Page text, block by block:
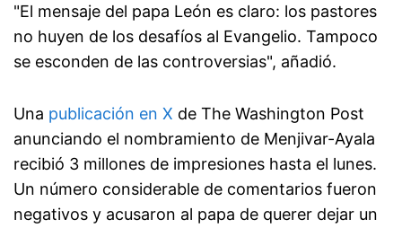
"El mensaje del papa León es claro: los pastores
no huyen de los desafíos al Evangelio. Tampoco
se esconden de las controversias", añadió.
Una publicación en X de The Washington Post
anunciando el nombramiento de Menjivar-Ayala
recibió 3 millones de impresiones hasta el lunes.
Un número considerable de comentarios fueron
negativos y acusaron al papa de querer dejar un